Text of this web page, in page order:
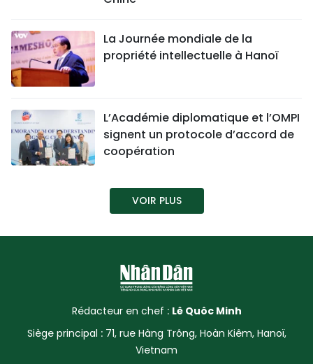
À PROPOS DU "PEUPLE"
中文
ESPAÑOL
La Journée mondiale de la
propriété intellectuelle à Hanoï
L’Académie diplomatique et l’OMPI
signent un protocole d’accord de
coopération
VOIR PLUS
Rédacteur en chef : Lê Quôc Minh
Siège principal : 71, rue Hàng Trông, Hoàn Kiêm, Hanoï,
Vietnam